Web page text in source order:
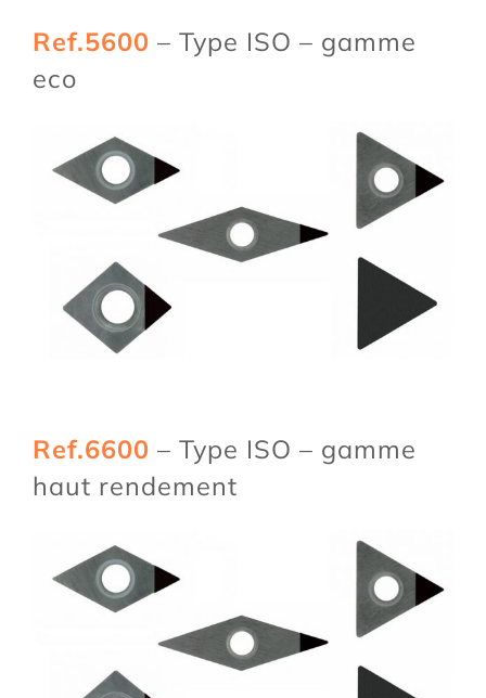
Ref.5600 – Type ISO – gamme
eco
Ref.6600 – Type ISO – gamme
haut rendement